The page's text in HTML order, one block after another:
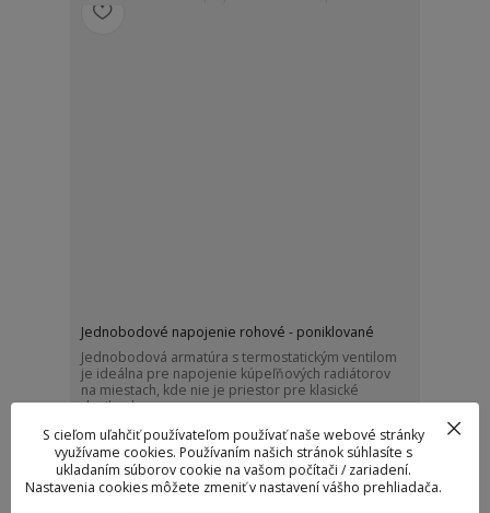
Jednobodové napojenie rohové - poniklované
Jednobodová armatúra s termostatickým ventilom
je ideálna pre napojenie kúpeľňových radiátorov
na miestach, kde nie je priestor pre klasické
dvojbodov...
33,75 €
29,78 €/ks
24,21 € bez DPH Skladom
S cieľom uľahčiť používateľom používať naše webové stránky
využívame cookies. Používaním našich stránok súhlasíte s
ukladaním súborov cookie na vašom počítači / zariadení.
Nastavenia cookies môžete zmeniť v nastavení vášho prehliadača.